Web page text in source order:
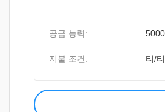
공급 능력:
지불 조건: 티/티